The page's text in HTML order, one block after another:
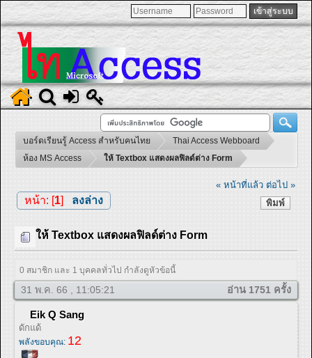
บอร์ดเรียนรู้ Access สำหรับคนไทย
Thai Access Webboard
ห้อง MS Access
ให้ Textbox แสดงผลฟิลด์ต่าง Form
« หน้าที่แล้ว ต่อไป »
พิมพ์
หน้า: [1] ลงล่าง
ให้ Textbox แสดงผลฟิลด์ต่าง Form
0 สมาชิก และ 1 บุคคลทั่วไป กำลังดูหัวข้อนี้
31 พ.ค. 66 , 11:05:21 อ่าน 1751 ครั้ง
Eik Q Sang
ดักแด้
พลังขอบคุณ: 12